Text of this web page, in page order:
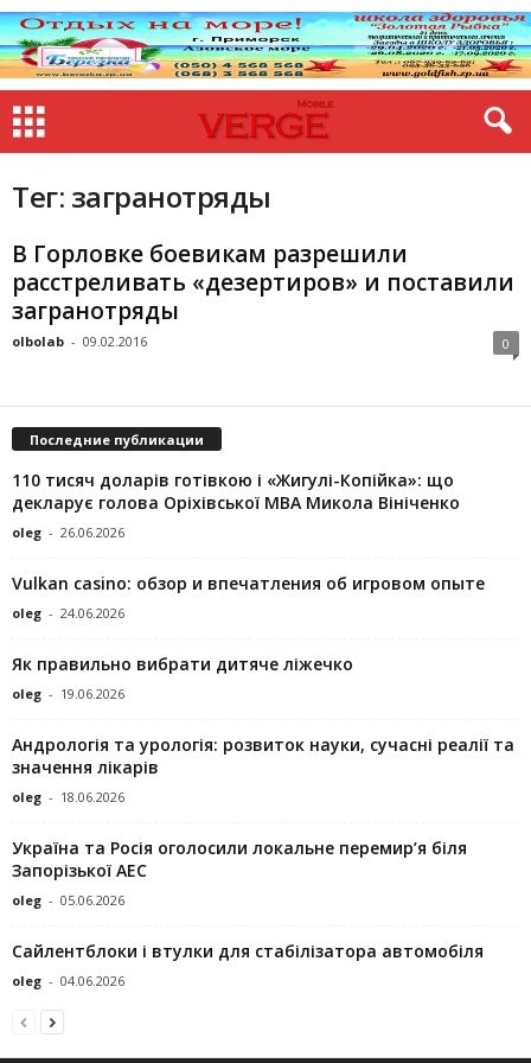
Тег: загранотряды
В Горловке боевикам разрешили
расстреливать «дезертиров» и поставили
загранотряды
olbolab - 09.02.2016 0
Последние публикации
110 тисяч доларів готівкою і «Жигулі-Копійка»: що
декларує голова Оріхівської МВА Микола Вініченко
oleg - 26.06.2026
Vulkan casino: обзор и впечатления об игровом опыте
oleg - 24.06.2026
Як правильно вибрати дитяче ліжечко
oleg - 19.06.2026
Андрологія та урологія: розвиток науки, сучасні реалії та
значення лікарів
oleg - 18.06.2026
Україна та Росія оголосили локальне перемир’я біля
Запорізької АЕС
oleg - 05.06.2026
Сайлентблоки і втулки для стабілізатора автомобіля
oleg - 04.06.2026